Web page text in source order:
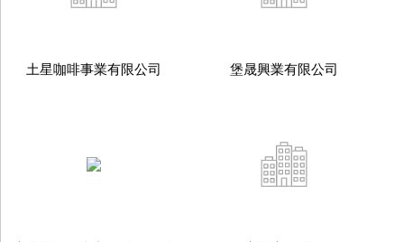
土星咖啡事業有限公司 堡晟興業有限公司